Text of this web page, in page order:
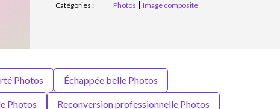
Catégories :
Photos Image composite
Photos Échappée belle Photos
Photos Reconversion professionnelle Photos